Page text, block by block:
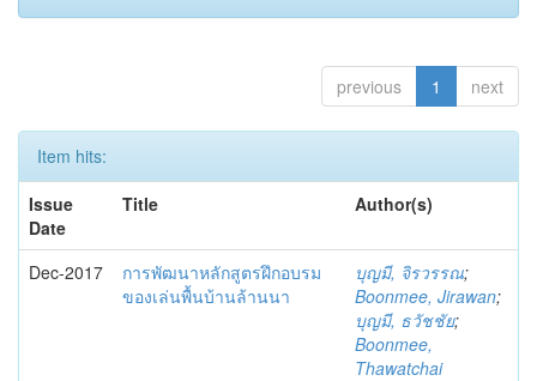
previous 1 next
Item hits:
Issue
Date
Title Author(s)
Dec-2017
การพัฒนาหลักสูตรฝึกอบรม
ของเล่นพื้นบ้านล้านนา
บุญมี, จิรวรรณ;
ฺBoonmee, Jirawan;
บุญมี, ธวัชชัย;
ฺBoonmee,
Thawatchai